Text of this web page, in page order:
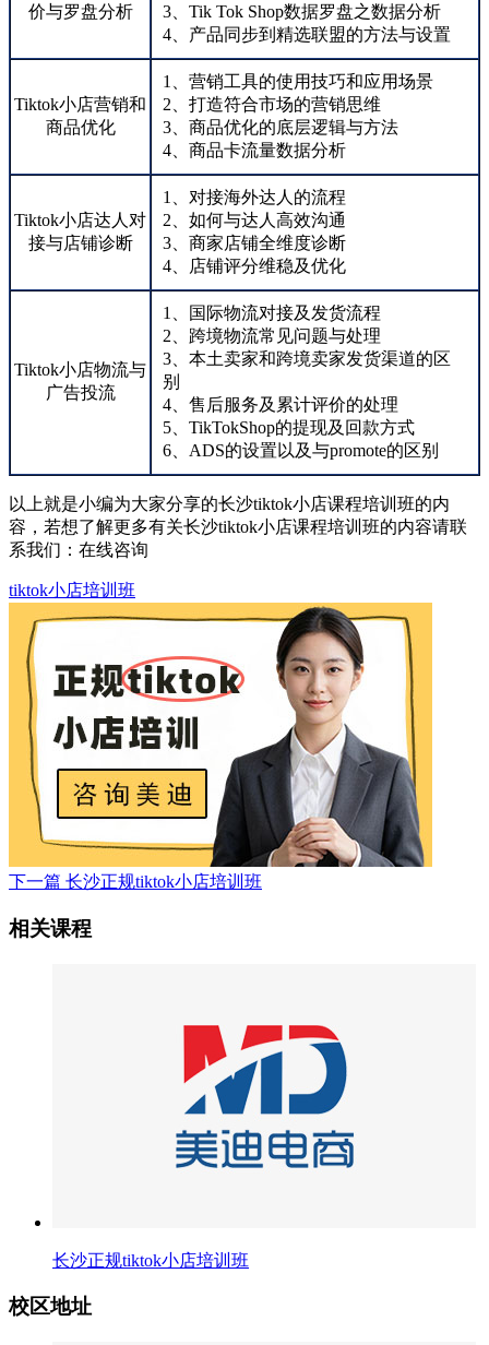
价与罗盘分析
3、Tik Tok Shop数据罗盘之数据分析
4、产品同步到精选联盟的方法与设置
Tiktok小店营销和
商品优化
1、营销工具的使用技巧和应用场景
2、打造符合市场的营销思维
3、商品优化的底层逻辑与方法
4、商品卡流量数据分析
Tiktok小店达人对
接与店铺诊断
1、对接海外达人的流程
2、如何与达人高效沟通
3、商家店铺全维度诊断
4、店铺评分维稳及优化
Tiktok小店物流与
广告投流
1、国际物流对接及发货流程
2、跨境物流常见问题与处理
3、本土卖家和跨境卖家发货渠道的区
别
4、售后服务及累计评价的处理
5、TikTokShop的提现及回款方式
6、ADS的设置以及与promote的区别
以上就是小编为大家分享的长沙tiktok小店课程培训班的内
容，若想了解更多有关长沙tiktok小店课程培训班的内容请联
系我们： 在线咨询
tiktok小店培训班
下一篇 长沙正规tiktok小店培训班
相关课程
长沙正规tiktok小店培训班
校区地址